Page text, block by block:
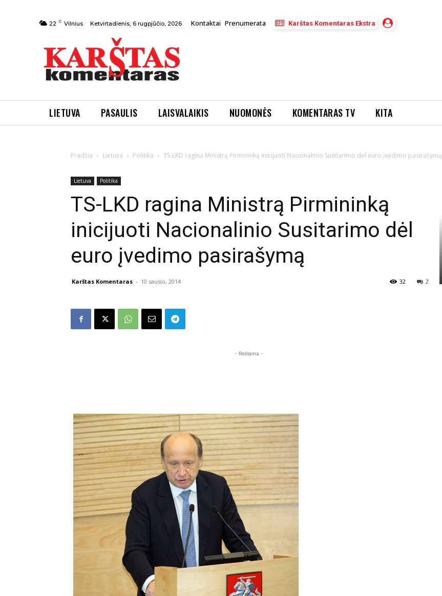
22 C Vilnius Ketvirtadienis, 6 rugpjūčio, 2026 Kontaktai Prenumerata Karštas Komentaras Ekstra
LIETUVA PASAULIS LAISVALAIKIS NUOMONĖS KOMENTARAS TV KITA
Pradžia Lietuva Politika TS-LKD ragina Ministrą Pirmininką inicijuoti Nacionalinio Susitarimo dėl euro įvedimo pasirašymą
Lietuva Politika
TS-LKD ragina Ministrą Pirmininką
inicijuoti Nacionalinio Susitarimo dėl
euro įvedimo pasirašymą
Karštas Komentaras - 10 sausio, 2014 2
32
- Reklama -